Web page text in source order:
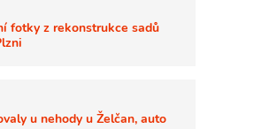
fotky z rekonstrukce sadů
u nehody u Želčan, auto